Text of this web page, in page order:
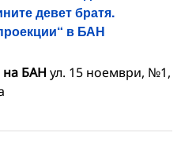
девет братя.
в БАН
на БАН ул. 15 ноември, №1,